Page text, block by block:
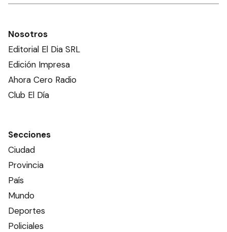
Nosotros
Editorial El Dia SRL
Edición Impresa
Ahora Cero Radio
Club El Día
Secciones
Ciudad
Provincia
País
Mundo
Deportes
Policiales